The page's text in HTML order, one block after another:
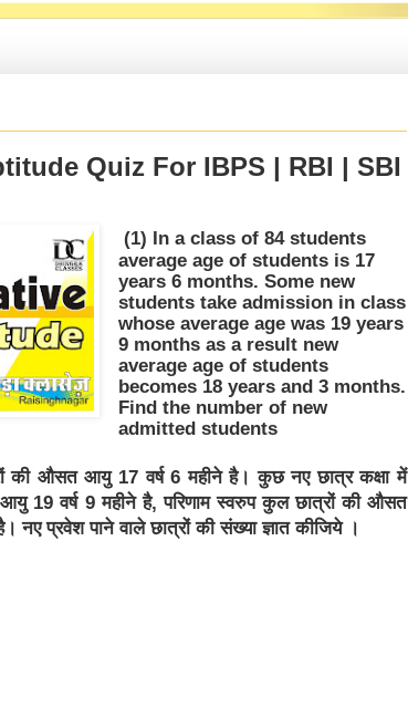
Quiz For IBPS | RBI | SBI
(1) In a class of 84 students
average age of students is 17
years 6 months. Some new
students take admission in class
whose average age was 19 years
9 months as a result new
average age of students
becomes 18 years and 3 months.
Find the number of new
admitted students
की औसत आयु 17 वर्ष 6 महीने है। कुछ नए छात्र कक्षा में
19 वर्ष 9 महीने है, परिणाम स्वरुप कुल छात्रों की औसत
नए प्रवेश पाने वाले छात्रों की संख्या ज्ञात कीजिये ।